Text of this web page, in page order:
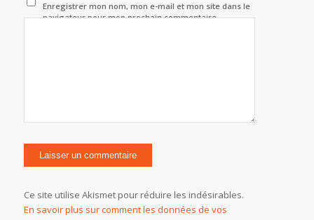
Enregistrer mon nom, mon e-mail et mon site dans le
navigateur pour mon prochain commentaire.
Ce site utilise Akismet pour réduire les indésirables.
En savoir plus sur comment les données de vos